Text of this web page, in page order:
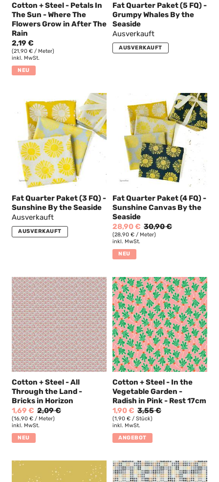
Cotton + Steel - Petals In
The Sun - Where The
Flowers Grow in After The
Rain
2,19 €
(21,90 € / Meter)
inkl. MwSt.
NEU
Fat Quarter Paket (5 FQ) -
Grumpy Whales By the
Seaside
Ausverkauft
AUSVERKAUFT
Fat Quarter Paket (3 FQ) -
Sunshine By the Seaside
Ausverkauft
AUSVERKAUFT
Fat Quarter Paket (4 FQ) -
Sunshine Canvas By the
Seaside
28,90 € 30,90 €
(28,90 € / Meter)
inkl. MwSt.
NEU
Cotton + Steel - All
Through the Land -
Bricks in Horizon
1,69 € 2,09 €
(16,90 € / Meter)
inkl. MwSt.
NEU
Cotton + Steel - In the
Vegetable Garden -
Radish in Pink - Rest 17cm
1,90 € 3,55 €
(1,90 € / Stück)
inkl. MwSt.
ANGEBOT